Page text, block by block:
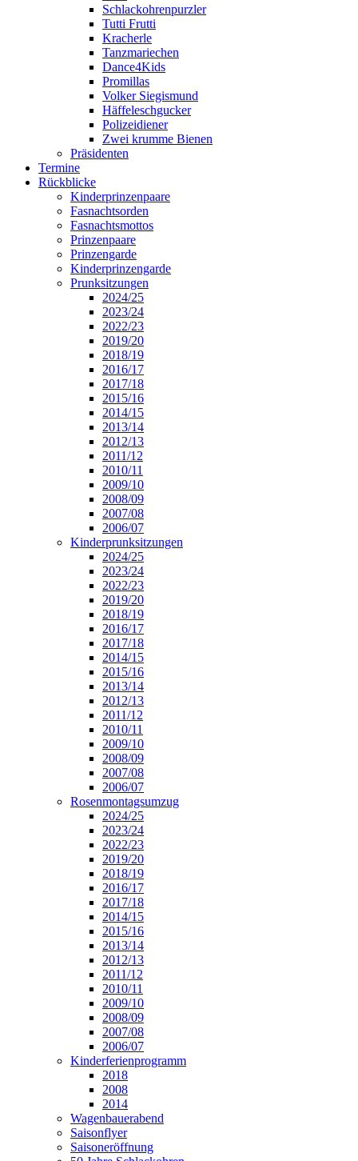
Schlackohrenpurzler
Tutti Frutti
Kracherle
Tanzmariechen
Dance4Kids
Promillas
Volker Siegismund
Häffeleschgucker
Polizeidiener
Zwei krumme Bienen
Präsidenten
Termine
Rückblicke
Kinderprinzenpaare
Fasnachtsorden
Fasnachtsmottos
Prinzenpaare
Prinzengarde
Kinderprinzengarde
Prunksitzungen
2024/25
2023/24
2022/23
2019/20
2018/19
2016/17
2017/18
2015/16
2014/15
2013/14
2012/13
2011/12
2010/11
2009/10
2008/09
2007/08
2006/07
Kinderprunksitzungen
2024/25
2023/24
2022/23
2019/20
2018/19
2016/17
2017/18
2014/15
2015/16
2013/14
2012/13
2011/12
2010/11
2009/10
2008/09
2007/08
2006/07
Rosenmontagsumzug
2024/25
2023/24
2022/23
2019/20
2018/19
2016/17
2017/18
2014/15
2015/16
2013/14
2012/13
2011/12
2010/11
2009/10
2008/09
2007/08
2006/07
Kinderferienprogramm
2018
2008
2014
Wagenbauerabend
Saisonflyer
Saisoneröffnung